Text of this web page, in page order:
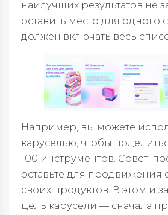
наилучших результатов не
оставить место для одного
должен включать весь
Например, вы можете
каруселью, чтобы
100 инструментов. Совет:
оставьте для продвижения
своих продуктов. В этом и
цель карусели — сначала